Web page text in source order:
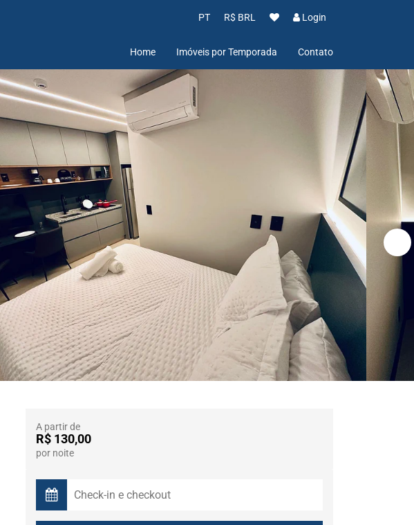
PT R$ BRL Login
Home Imóveis por Temporada Contato
A partir de
R$ 130,00
por noite